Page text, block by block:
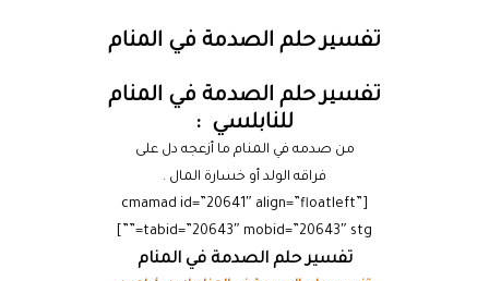
تفسير حلم الصدمة في المنام
تفسير حلم الصدمة في المنام
للنابلسي :
من صدمه في المنام ما أزعجه دل على
فراقه الولد أو خسارة المال .
[cmamad id=”20641″ align=”floatleft”
tabid=”20643″ mobid=”20643″ stg=””]
تفسير حلم الصدمة في المنام